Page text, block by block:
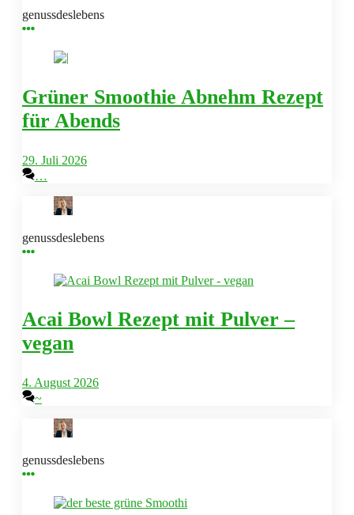
genussdeslebens
Grüner Smoothie Abnehm Rezept
für Abends
29. Juli 2026
…
genussdeslebens
Acai Bowl Rezept mit Pulver –
vegan
4. August 2026
~
genussdeslebens